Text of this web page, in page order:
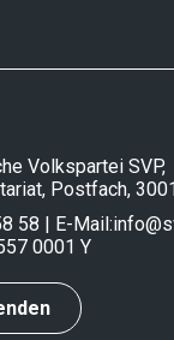
Volkspartei SVP,
Postfach,
58 | E-Mail:
0001 Y